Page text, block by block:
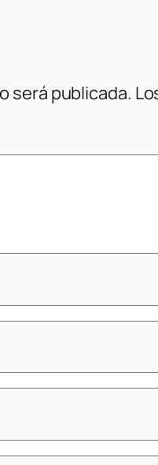
será publicada.